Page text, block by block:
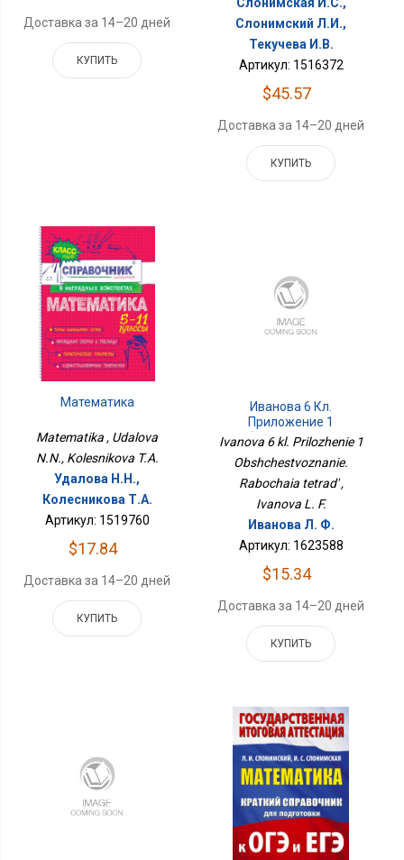
Доставка за 14–20 дней
КУПИТЬ
Слонимский Л.И.,
Текучева И.В.
Артикул: 1516372
$45.57
Доставка за 14–20 дней
КУПИТЬ
Математика
Matematika , Udalova
N.N., Kolesnikova T.A.
Удалова Н.Н.,
Колесникова Т.А.
Артикул: 1519760
$17.84
Доставка за 14–20 дней
КУПИТЬ
Иванова 6 Кл.
Приложение 1
Обществознание.
Ivanova 6 kl. Prilozhenie 1
Obshchestvoznanie.
Rabochaia tetrad' ,
Ivanova L. F.
Иванова Л. Ф.
Артикул: 1623588
$15.34
Доставка за 14–20 дней
КУПИТЬ